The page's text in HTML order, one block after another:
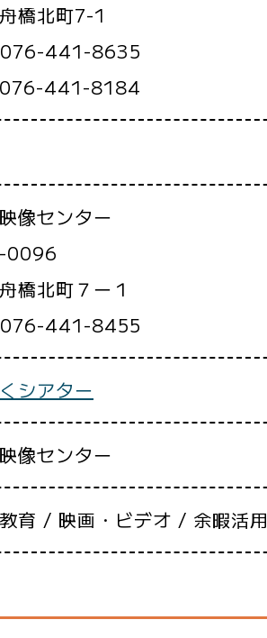
橋北町7-1
441-8635
441-8184
像センター
0096
橋北町７ー１
441-8455
シアター
像センター
育 / 映画・ビデオ / 余暇活用